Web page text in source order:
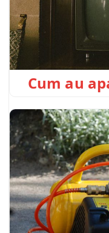
Cum au